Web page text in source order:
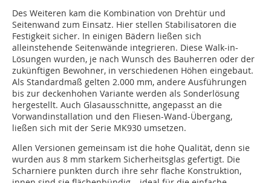
Des Weiteren kam die Kombination von Drehtür und
Seitenwand zum Einsatz. Hier stellen Stabilisatoren die
Festigkeit sicher. In einigen Bädern ließen sich
alleinstehende Seitenwände integrieren. Diese Walk-in-
Lösungen wurden, je nach Wunsch des Bauherren oder der
zukünftigen Bewohner, in verschiedenen Höhen eingebaut.
Als Standardmaß gelten 2.000 mm, andere Ausführungen
bis zur deckenhohen Variante werden als Sonderlösung
hergestellt. Auch Glasausschnitte, angepasst an die
Vorwandinstallation und den Fliesen-Wand-Übergang,
ließen sich mit der Serie MK930 umsetzen.
Allen Versionen gemeinsam ist die hohe Qualität, denn sie
wurden aus 8 mm starkem Sicherheitsglas gefertigt. Die
Scharniere punkten durch ihre sehr flache Konstruktion,